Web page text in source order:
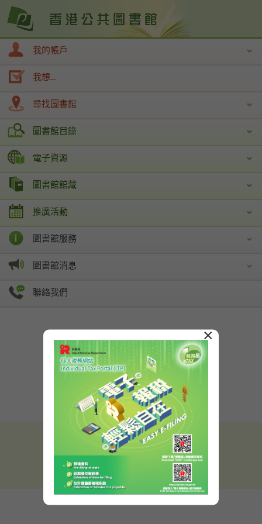
我的帳戶
我想...
尋找圖書館
圖書館目錄
電子資源
圖書館館藏
推廣活動
圖書館服務
圖書館消息
聯絡我們
桌面版 ENG 簡
重要告示
2025年5月13日
×